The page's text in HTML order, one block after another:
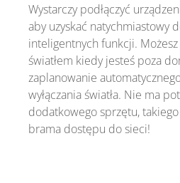
Wystarczy podłączyć
aby uzyskać natychmiastowy
inteligentnych funkcji. Możesz
światłem kiedy jesteś poza
zaplanowanie
wyłączania światła. Nie ma
dodatkowego sprzętu,
brama dostępu do sieci!